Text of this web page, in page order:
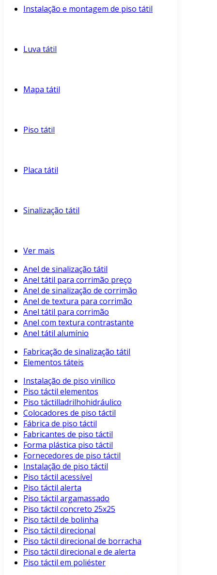
Instalação e montagem de piso tátil
Luva tátil
Mapa tátil
Piso tátil
Placa tátil
Sinalização tátil
Ver mais
Anel de sinalização tátil
Anel tátil para corrimão preço
Anel de sinalização de corrimão
Anel de textura para corrimão
Anel tátil para corrimão
Anel com textura contrastante
Anel tátil alumínio
Fabricação de sinalização tátil
Elementos táteis
Instalação de piso vinílico
Piso táctil elementos
Piso táctilladrilhohidráulico
Colocadores de piso táctil
Fábrica de piso táctil
Fabricantes de piso táctil
Forma plástica piso táctil
Fornecedores de piso táctil
Instalação de piso táctil
Piso táctil acessível
Piso táctil alerta
Piso táctil argamassado
Piso táctil concreto 25x25
Piso táctil de bolinha
Piso táctil direcional
Piso táctil direcional de borracha
Piso táctil direcional e de alerta
Piso táctil em poliéster